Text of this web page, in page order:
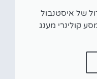
של איסטנבול
קולינרי מענג